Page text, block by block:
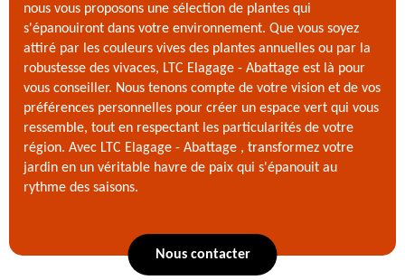
nous vous proposons une sélection de plantes qui
s'épanouiront dans votre environnement. Que vous soyez
attiré par les couleurs vives des plantes annuelles ou par la
robustesse des vivaces, LTC Elagage - Abattage est là pour
vous conseiller. Nous tenons compte de votre vision et de vos
préférences personnelles pour créer un espace vert qui vous
ressemble, tout en respectant les particularités de votre
région. Avec LTC Elagage - Abattage , transformez votre
jardin en un véritable havre de paix qui s'épanouit au
rythme des saisons.
Nous contacter